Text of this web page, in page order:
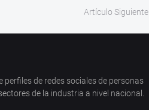
Artículo Siguiente
de redes sociales de personas
de la industria a nivel nacional.